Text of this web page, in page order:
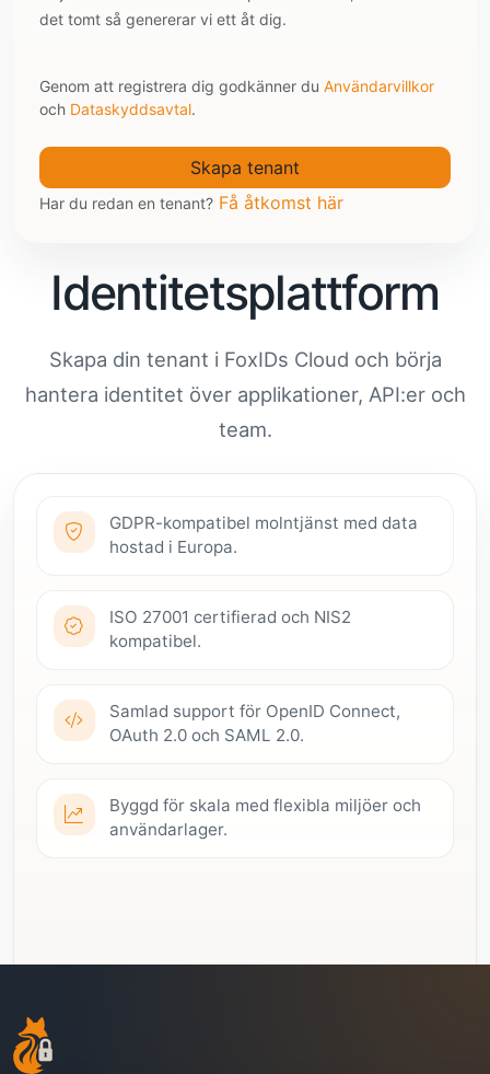
Identitetsplattform
Skapa din tenant i FoxIDs Cloud och börja
hantera identitet över applikationer, API:er och
team.
GDPR-kompatibel molntjänst med data
hostad i Europa.
ISO 27001 certifierad och NIS2
kompatibel.
Samlad support för OpenID Connect,
OAuth 2.0 och SAML 2.0.
Byggd för skala med flexibla miljöer och
användarlager.
det tomt så genererar vi ett åt dig.
Genom att registrera dig godkänner du Användarvillkor
och Dataskyddsavtal.
Har du redan en tenant? Få åtkomst här